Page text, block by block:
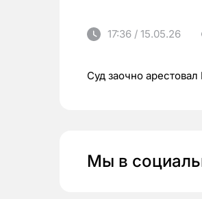
17:36 / 15.05.26
Суд заочно
Мы в